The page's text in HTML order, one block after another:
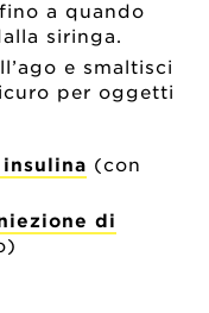
a quando
siringa.
e smaltisci
per oggetti
(con
di